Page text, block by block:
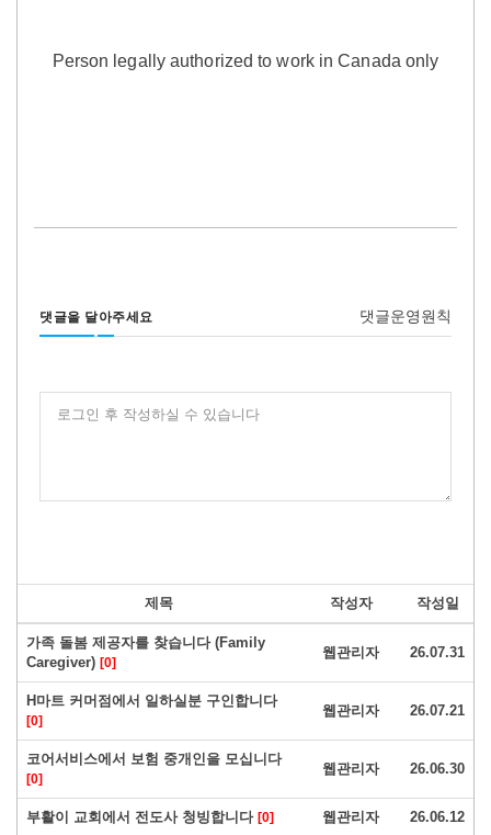
Person legally authorized to work in Canada only
댓글을 달아주세요 댓글운영원칙
로그인 후 작성하실 수 있습니다
제목 작성자 작성일
가족 돌봄 제공자를 찾습니다 (Family
Caregiver) [0]
웹관리자 26.07.31
H마트 커머점에서 일하실분 구인합니다
[0]
웹관리자 26.07.21
코어서비스에서 보험 중개인을 모십니다
[0]
웹관리자 26.06.30
부활이 교회에서 전도사 청빙합니다 [0] 웹관리자 26.06.12